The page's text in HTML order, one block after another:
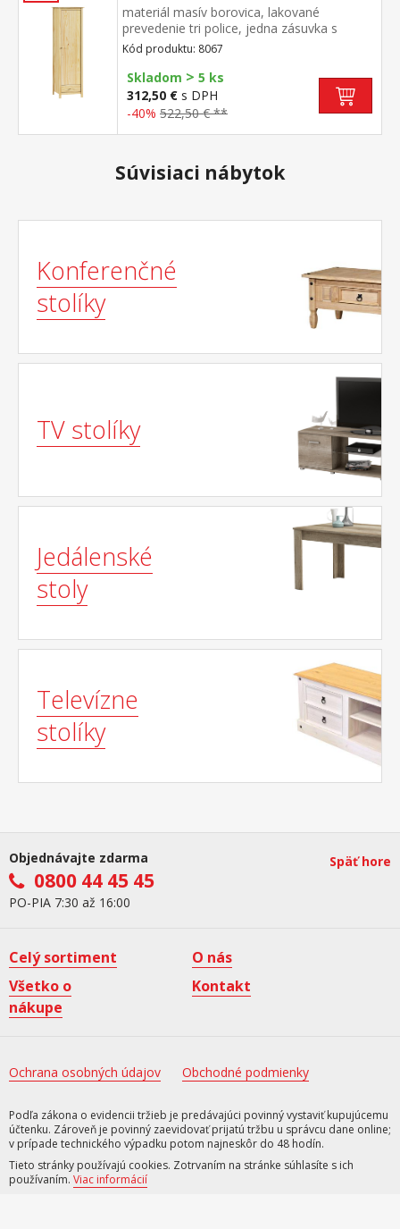
materiál masív borovica, lakované
prevedenie tri police, jedna zásuvka s
kovovými pojazdmi montáž dverí možná na
pravú aj ľavú stranu
Kód produktu: 8067
Skladom > 5 ks
312,50 € s DPH
-40% 522,50 € **
Súvisiaci nábytok
Konferenčné
stolíky
TV stolíky
Jedálenské
stoly
Televízne
stolíky
Objednávajte zdarma
0800 44 45 45
PO-PIA 7:30 až 16:00
Späť hore
Celý sortiment
O nás
Všetko o
nákupe
Kontakt
Ochrana osobných údajov Obchodné podmienky
Podľa zákona o evidencii tržieb je predávajúci povinný vystaviť kupujúcemu
účtenku. Zároveň je povinný zaevidovať prijatú tržbu u správcu dane online;
v prípade technického výpadku potom najneskôr do 48 hodín.
Tieto stránky používajú cookies. Zotrvaním na stránke súhlasíte s ich
používaním. Viac informácií